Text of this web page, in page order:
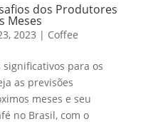
dos Produtores
Meses
2023 | Coffee
para os
as previsões
meses e seu
no Brasil, com o